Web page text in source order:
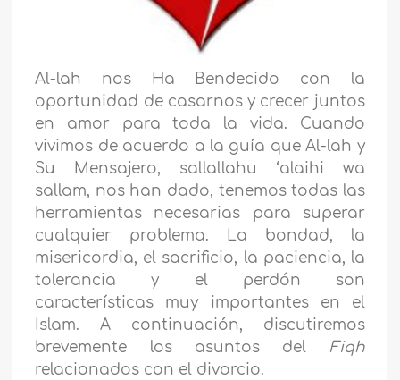
Al-lah nos Ha Bendecido con la
oportunidad de casarnos y crecer juntos
en amor para toda la vida. Cuando
vivimos de acuerdo a la guía que Al-lah y
Su Mensajero, sallallahu ‘alaihi wa
sallam, nos han dado, tenemos todas las
herramientas necesarias para superar
cualquier problema. La bondad, la
misericordia, el sacrificio, la paciencia, la
tolerancia y el perdón son
características muy importantes en el
Islam. A continuación, discutiremos
brevemente los asuntos del Fiqh
relacionados con el divorcio.